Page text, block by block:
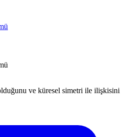
ve küresel simetri ile ilişkisini